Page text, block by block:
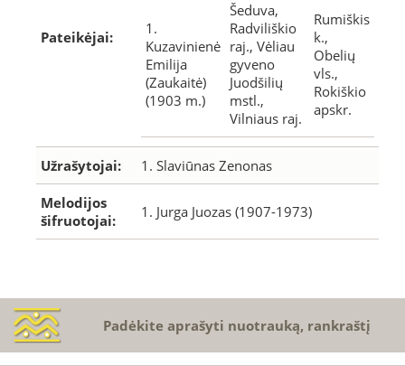
Pateikėjai:
1.
Kuzavinienė
Emilija
(Zaukaitė)
(1903 m.)
Šeduva,
Radviliškio
raj., Vėliau
gyveno
Juodšilių
mstl.,
Vilniaus raj.
Rumiškis
k.,
Obelių
vls.,
Rokiškio
apskr.
Užrašytojai: 1. Slaviūnas Zenonas
Melodijos
šifruotojai:
1. Jurga Juozas (1907-1973)
Padėkite aprašyti nuotrauką, rankraštį